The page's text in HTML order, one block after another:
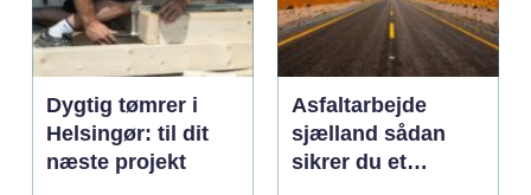
Dygtig tømrer i
Helsingør: til dit
næste projekt
Asfaltarbejde
sjælland sådan
sikrer du et